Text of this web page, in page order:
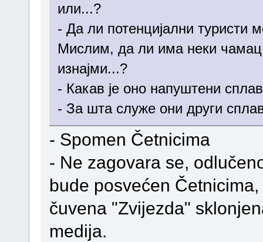
или...?
- Да ли потенцијални туристи
Мислим, да ли има неки чамац
изнајми...?
- Какав је оно напуштени
- За шта служе они други
- Spomen Četnicima
- Ne zagovara se,
bude posvećen
čuvena "Zvijezda"
medija.